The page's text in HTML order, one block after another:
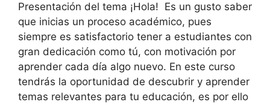
Presentación del tema ¡Hola! Es un gusto saber
que inicias un proceso académico, pues
siempre es satisfactorio tener a estudiantes con
gran dedicación como tú, con motivación por
aprender cada día algo nuevo. En este curso
tendrás la oportunidad de descubrir y aprender
temas relevantes para tu educación, es por ello